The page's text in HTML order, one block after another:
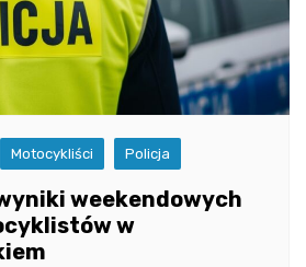
Motocykliści Policja
weekendowych
w